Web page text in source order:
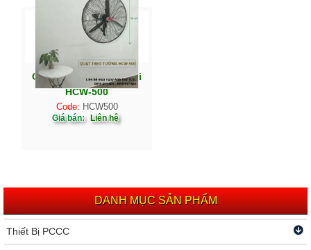
Quạt treo tường Haichi
HCW-500
Code: HCW500
Giá bán: Liên hệ
DANH MỤC SẢN PHẨM
Thiết Bị PCCC